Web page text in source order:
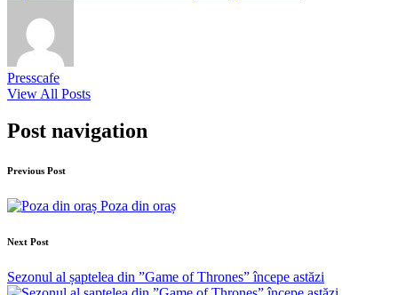
Presscafe
View All Posts
Post navigation
Previous Post
Poza din oraș
Next Post
Sezonul al șaptelea din ”Game of Thrones” începe astăzi